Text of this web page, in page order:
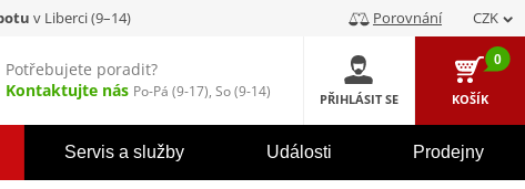
v Liberci (9–14) Porovnání CZK
Potřebujete poradit?
Kontaktujte nás Po-Pá (9-17), So (9-14) PŘIHLÁSIT SE
0
KOŠÍK
Servis a služby Události Prodejny